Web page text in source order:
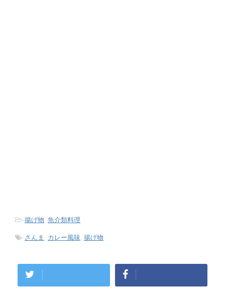
-揚げ物, 魚介類料理
-さんま , カレー風味, 揚げ物